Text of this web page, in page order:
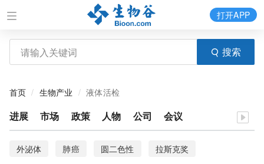
搜索
打开APP
首页 生物产业 液体活检
进展 市场 政策 人物 公司 会议
外泌体 肺癌 圆二色性
拉斯克奖